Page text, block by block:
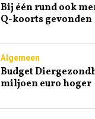
Bij één rund ook
Q-koorts gevonden
Algemeen
Budget
miljoen euro hoger